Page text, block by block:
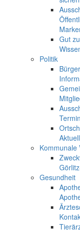
Gut
Politik
Kommunale
Gesundheit